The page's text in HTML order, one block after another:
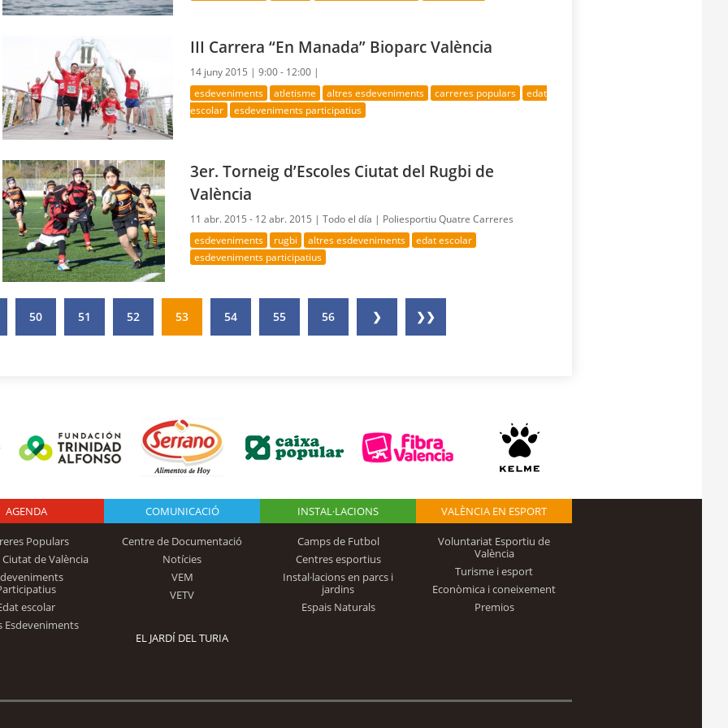
III Carrera “En Manada” Bioparc València
14 juny 2015 |9:00 - 12:00 |
esdeveniments atletisme altres esdeveniments carreres populars
edat
escolar
esdeveniments participatius
3er. Torneig d’Escoles Ciutat del Rugbi de
València
11 abr. 2015 - 12 abr. 2015 |Todo el día | Poliesportiu Quatre Carreres
esdeveniments rugbi altres esdeveniments
edat escolar
esdeveniments participatius
50 51 52 53 54 55 56 ❯ ❯❯
Logo Fundación
Trinidad Alfonso
AGENDA
Populars
de València
escolar
Esdeveniments
COMUNICACIÓ
Centre de Documentació
Notícies
VEM
VETV
INSTAL·LACIONS
Camps de Futbol
Centres esportius
Instal·lacions en parcs i
jardins
Espais Naturals
VALÈNCIA EN ESPORT
Voluntariat Esportiu de
València
Turisme i esport
Econòmica i coneixement
Premios
EL JARDÍ DEL TURIA